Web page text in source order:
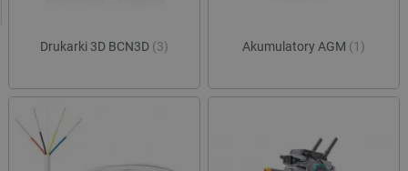
Drukarki 3D BCN3D (3) Akumulatory AGM (1)